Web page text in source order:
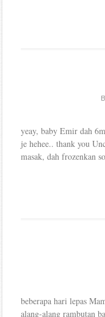
yeay, baby Emir dah
je hehee.. thank you
masak, dah frozenkan
beberapa hari lepas
alang-alang rambutan